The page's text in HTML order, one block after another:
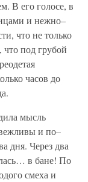
В его голосе, в
и нежно–
что не только
что под грубой
часов до
мысль
и по–
дня. Через два
в бане! По
смеха и